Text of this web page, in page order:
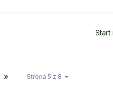
Start
Strona 5 z 8